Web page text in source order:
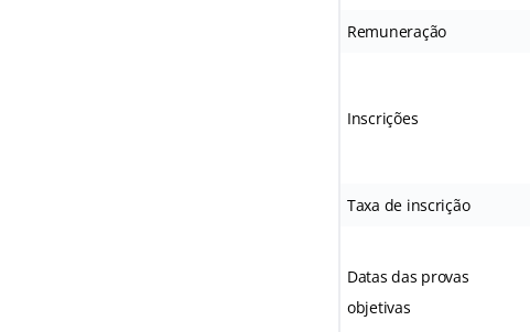
Remuneração
Inscrições
Taxa de inscrição
Datas das provas
objetivas